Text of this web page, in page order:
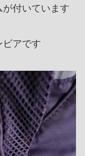
付いています
ビアです